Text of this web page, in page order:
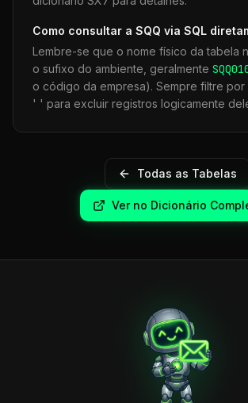
Como consultar a SQQ via SQL
Lembre-se que o nome físico da tabela
o sufixo do ambiente, geralmente SQQ
o código da empresa). Sempre filtre por
' ' para excluir registros logicamente
Todas as Tabelas
Ver no Dicionário